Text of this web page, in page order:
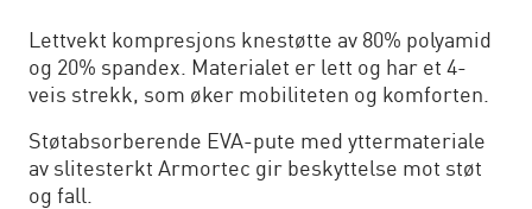
Lettvekt kompresjons knestøtte av 80% polyamid
og 20% spandex. Materialet er lett og har et 4-
veis strekk, som øker mobiliteten og komforten.
Støtabsorberende EVA-pute med yttermateriale
av slitesterkt Armortec gir beskyttelse mot støt
og fall.